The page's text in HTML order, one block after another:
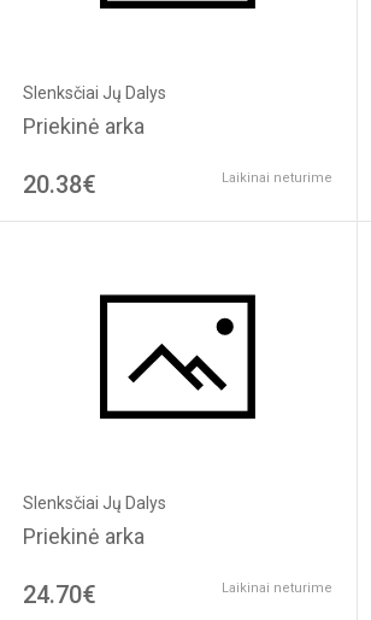
Slenksčiai Jų Dalys
Priekinė arka
20.38€ Laikinai neturime
Slenksčiai Jų Dalys
Priekinė arka
24.70€ Laikinai neturime